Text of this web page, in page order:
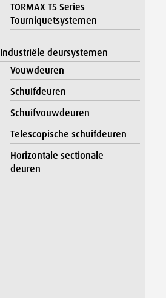
TORMAX T5 Series
Tourniquetsystemen
Industriële deursystemen
Vouwdeuren
Schuifdeuren
Schuifvouwdeuren
Telescopische schuifdeuren
Horizontale sectionale
deuren